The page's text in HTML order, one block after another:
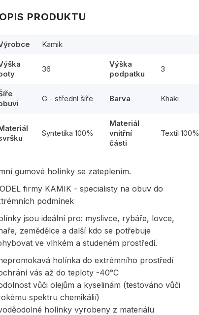
PRODUKTU
Kamik
36
Výška
podpatku
3
G - střední šíře Barva Khaki
Syntetika 100%
Materiál
vnitřní
části
Textil 100%
gumové holínky se zateplením.
firmy KAMIK - specialisty na obuv do
podmínek
jsou ideální pro: myslivce, rybáře, lovce,
zemědělce a další kdo se potřebuje
ve vlhkém a studeném prostředí.
holínka do extrémního prostředí
vás až do teploty -40°C
vůči olejům a kyselinám (testováno vůči
spektru chemikálií)
holínky vyrobeny z materiálu